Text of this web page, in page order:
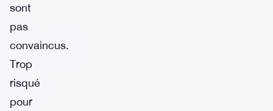
sont
pas
convaincus.
Trop
risqué
pour